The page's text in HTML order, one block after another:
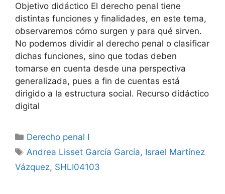
Objetivo didáctico El derecho penal tiene
distintas funciones y finalidades, en este tema,
observaremos cómo surgen y para qué sirven.
No podemos dividir al derecho penal o clasificar
dichas funciones, sino que todas deben
tomarse en cuenta desde una perspectiva
generalizada, pues a fin de cuentas está
dirigido a la estructura social. Recurso didáctico
digital
Categorías
Derecho penal I
Etiquetas
Andrea Lisset García García, Israel Martínez
Vázquez, SHLI04103